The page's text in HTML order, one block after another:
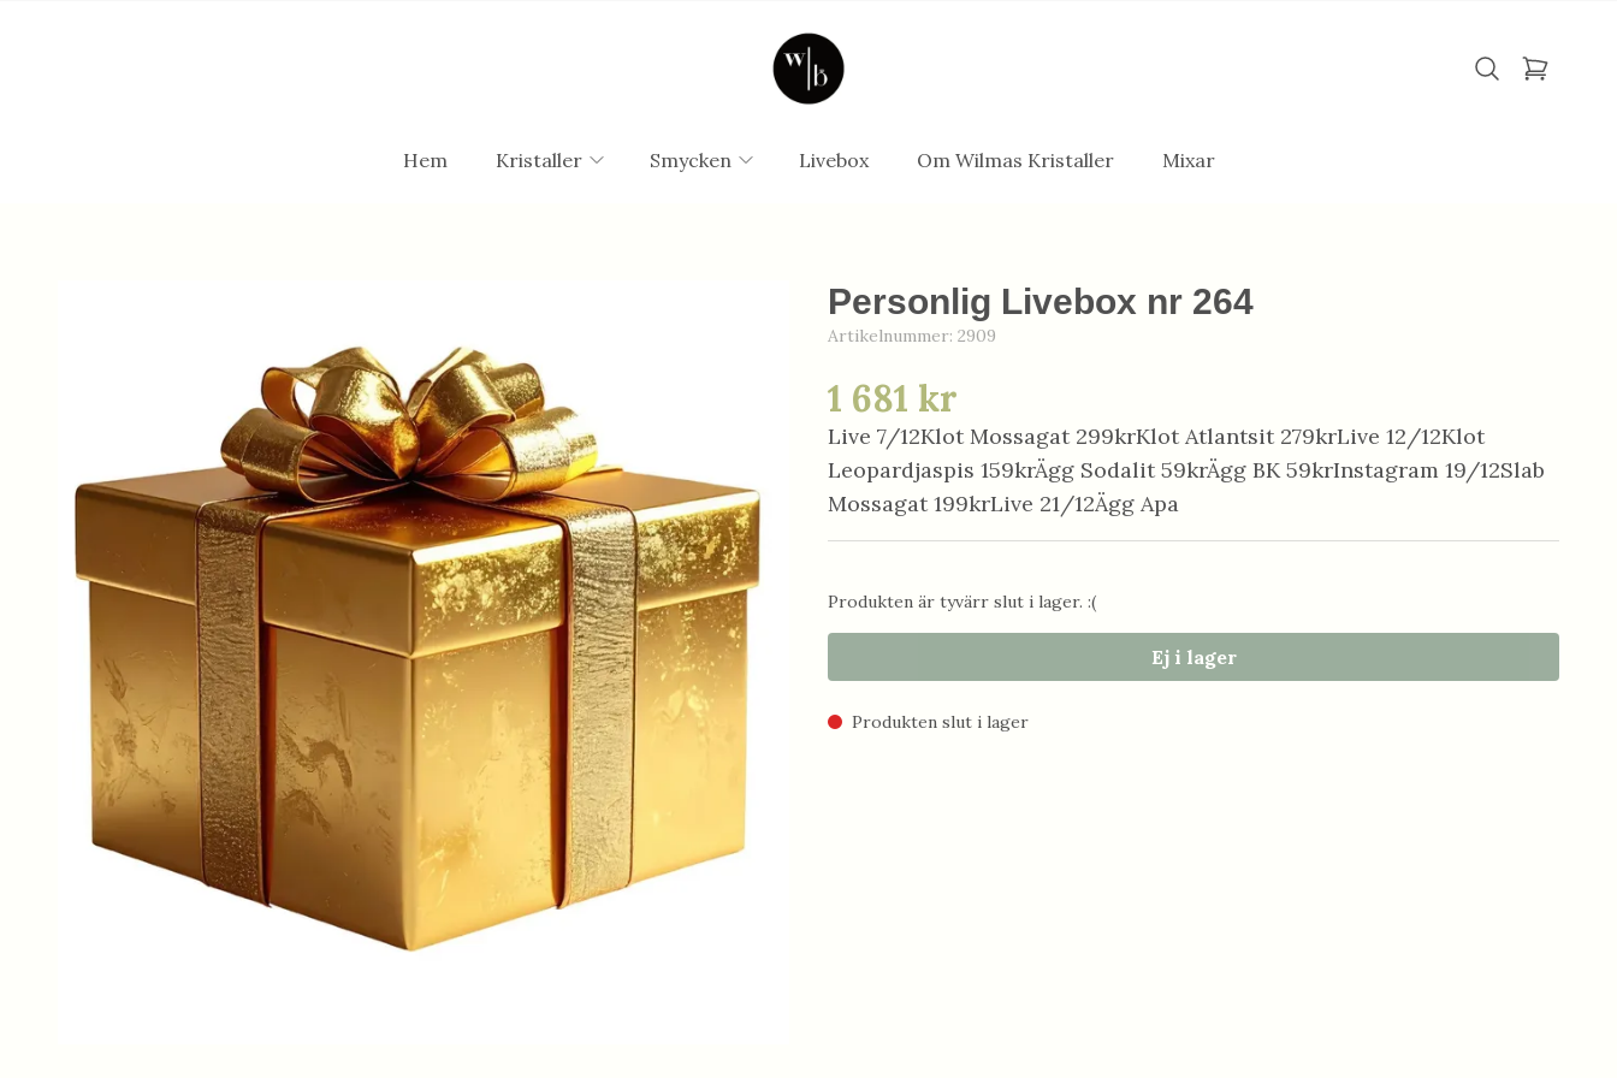
Hem Kristaller Smycken Livebox Om Wilmas Kristaller Mixar
Personlig Livebox nr 264
Artikelnummer: 2909
1 681 kr
Live 7/12Klot Mossagat 299krKlot Atlantsit 279krLive 12/12Klot
Leopardjaspis 159krÄgg Sodalit 59krÄgg BK 59krInstagram 19/12Slab
Mossagat 199krLive 21/12Ägg Apa
Produkten är tyvärr slut i lager. :(
Ej i lager
Produkten slut i lager